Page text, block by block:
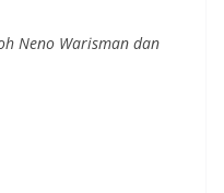
Neno Warisman dan